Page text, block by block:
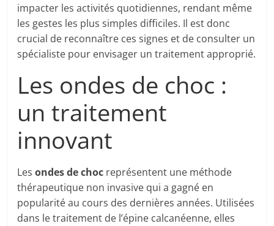
impacter les activités quotidiennes, rendant même
les gestes les plus simples difficiles. Il est donc
crucial de reconnaître ces signes et de consulter un
spécialiste pour envisager un traitement approprié.
Les ondes de choc :
un traitement
innovant
Lesondes de choc représentent une méthode
thérapeutique non invasive qui a gagné en
popularité au cours des dernières années. Utilisées
dans le traitement de l’épine calcanéenne, elles